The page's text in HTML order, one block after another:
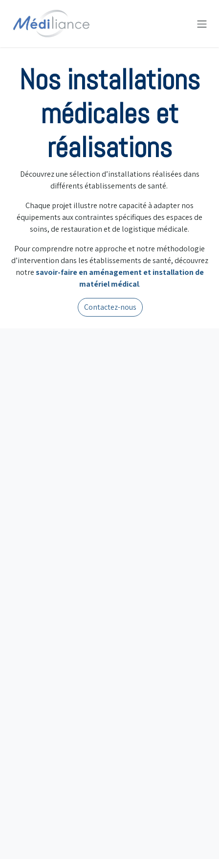
Nos installations
médicales et
réalisations
Découvrez une sélection d’installations réalisées dans
différents établissements de santé.
Chaque projet illustre notre capacité à adapter nos
équipements aux contraintes spécifiques des espaces de
soins, de restauration et de logistique médicale.
Pour comprendre notre approche et notre méthodologie
d’intervention dans les établissements de santé, découvrez
notresavoir-faire en aménagement et installation de
matériel médical.
Contactez-nous